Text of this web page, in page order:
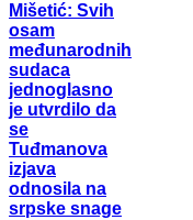
Mišetić: Svih
osam
međunarodnih
sudaca
jednoglasno
je utvrdilo da
se
Tuđmanova
izjava
odnosila na
srpske snage